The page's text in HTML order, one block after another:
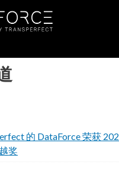
的 DataForce 荣获
奖